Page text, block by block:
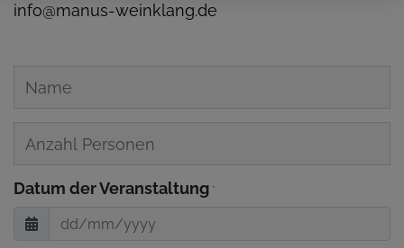
info@manus-weinklang.de
Datum der Veranstaltung *